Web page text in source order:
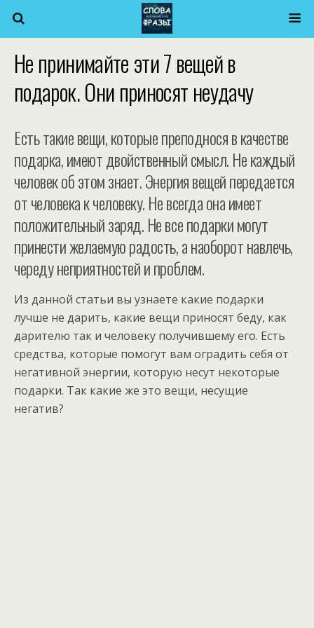
Не принимайте эти 7 вещей в
подарок. Они приносят неудачу
Есть такие вещи, которые преподнося в качестве
подарка, имеют двойственный смысл. Не каждый
человек об этом знает. Энергия вещей передается
от человека к человеку. Не всегда она имеет
положительный заряд. Не все подарки могут
принести желаемую радость, а наоборот навлечь,
череду неприятностей и проблем.
Из данной статьи вы узнаете какие подарки
лучше не дарить, какие вещи приносят беду, как
дарителю так и человеку получившему его. Есть
средства, которые помогут вам оградить себя от
негативной энергии, которую несут некоторые
подарки. Так какие же это вещи, несущие
негатив?